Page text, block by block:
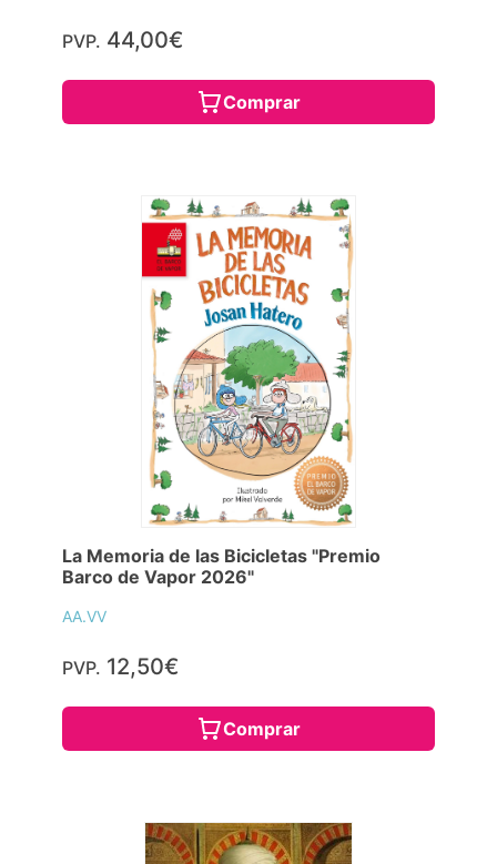
PVP. 44,00€
Comprar
La Memoria de las Bicicletas "Premio
Barco de Vapor 2026"
AA.VV
PVP. 12,50€
Comprar